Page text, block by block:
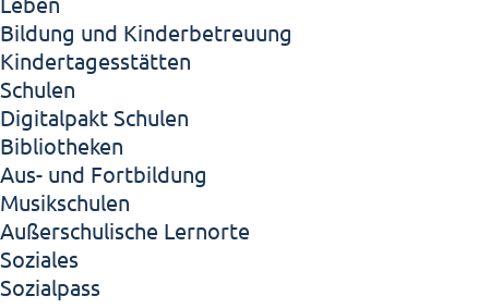
Bildung und Kinderbetreuung
Kindertagesstätten
Schulen
Digitalpakt Schulen
Bibliotheken
Aus- und Fortbildung
Musikschulen
Außerschulische Lernorte
Soziales
Sozialpass